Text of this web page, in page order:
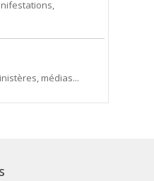
médias...